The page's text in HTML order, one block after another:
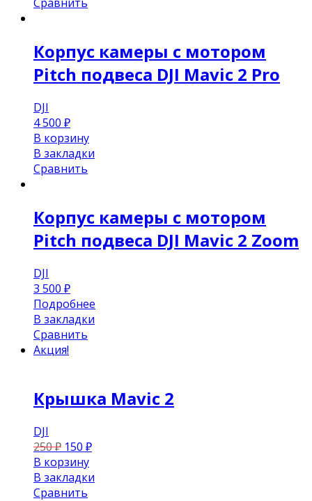
Корпус камеры с мотором
Pitch подвеса DJI Mavic 2 Pro
DJI
4 500 ₽
В корзину
В закладки
Сравнить
Корпус камеры с мотором
Pitch подвеса DJI Mavic 2 Zoom
DJI
3 500 ₽
Подробнее
В закладки
Сравнить
Акция!
Крышка Mavic 2
DJI
250₽ 150 ₽
В корзину
В закладки
Сравнить